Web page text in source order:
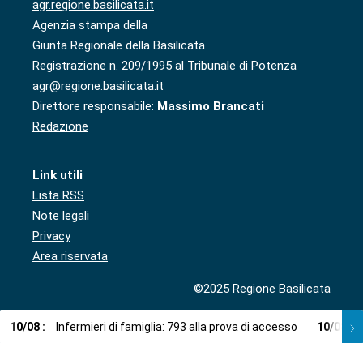
agr.regione.basilicata.it
Agenzia stampa della
Giunta Regionale della Basilicata
Registrazione n. 209/1995 al Tribunale di Potenza
agr@regione.basilicata.it
Direttore responsabile: Massimo Brancati
Redazione
Link utili
Lista RSS
Note legali
Privacy
Area riservata
©2025 Regione Basilicata
10/08 : Infermieri di famiglia: 793 alla prova di accesso 10/08 :